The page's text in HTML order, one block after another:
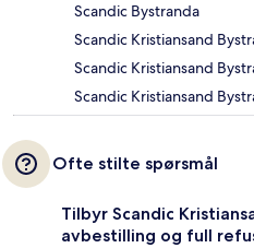
Scandic Bystranda
Scandic Kristiansand
Scandic Kristiansand
Scandic Kristiansand
Ofte stilte spørsmål
Tilbyr Scandic
avbestilling og full